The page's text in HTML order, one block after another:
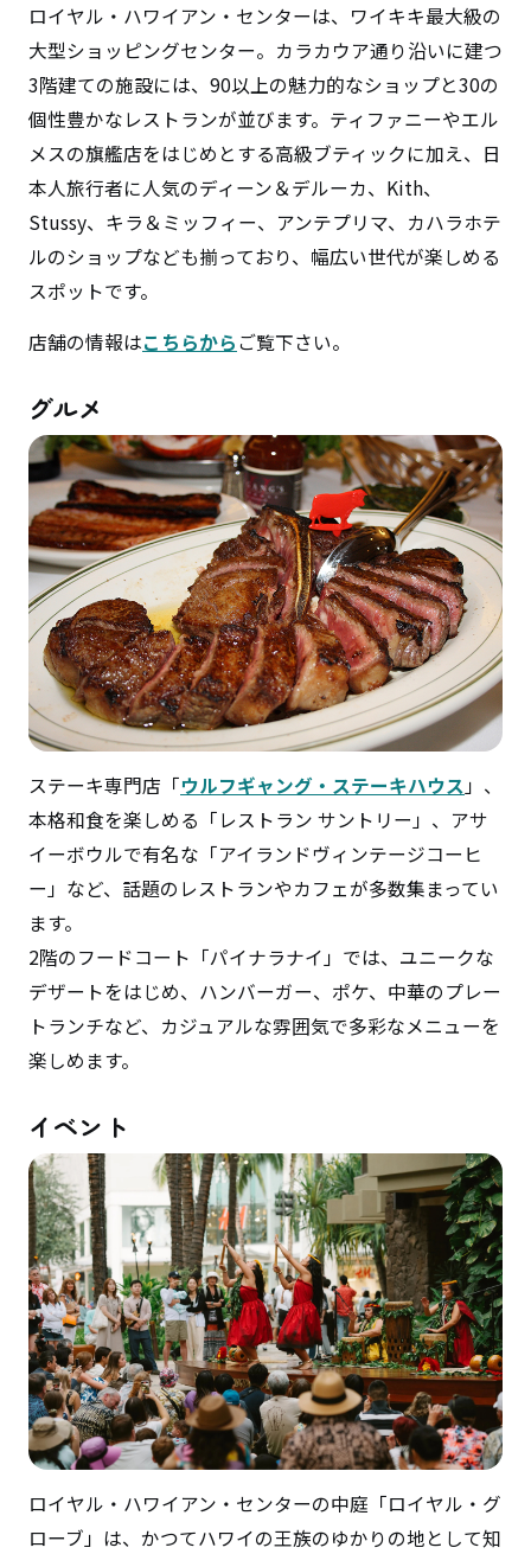
ロイヤル・ハワイアン・センターは、ワイキキ最大級の
大型ショッピングセンター。カラカウア通り沿いに建つ
3階建ての施設には、90以上の魅力的なショップと30の
個性豊かなレストランが並びます。ティファニーやエル
メスの旗艦店をはじめとする高級ブティックに加え、日
本人旅行者に人気のディーン＆デルーカ、Kith、
Stussy、キラ＆ミッフィー、アンテプリマ、カハラホテ
ルのショップなども揃っており、幅広い世代が楽しめる
スポットです。
店舗の情報はこちらからご覧下さい。
グルメ
ステーキ専門店「ウルフギャング・ステーキハウス 」、
本格和食を楽しめる「レストラン サントリー」、アサ
イーボウルで有名な「アイランドヴィンテージコーヒ
ー」など、話題のレストランやカフェが多数集まってい
ます。
2階のフードコート「パイナラナイ」では、ユニークな
デザートをはじめ、ハンバーガー、ポケ、中華のプレー
トランチなど、カジュアルな雰囲気で多彩なメニューを
楽しめます。
イベント
ロイヤル・ハワイアン・センターの中庭「ロイヤル・グ
ローブ」は、かつてハワイの王族のゆかりの地として知